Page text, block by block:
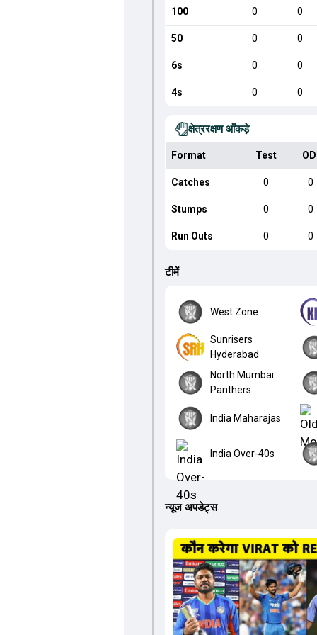
100 0 0
50 0 0
6s 0 0
4s 0 0
क्षेत्ररक्षण आँकड़े
Format Test
Catches 0 0
Stumps 0 0
Run Outs 0 0
टीमें
West Zone
Sunrisers
Hyderabad
North Mumbai
Panthers
India Maharajas
India Over-40s
न्यूज अपडेट्स